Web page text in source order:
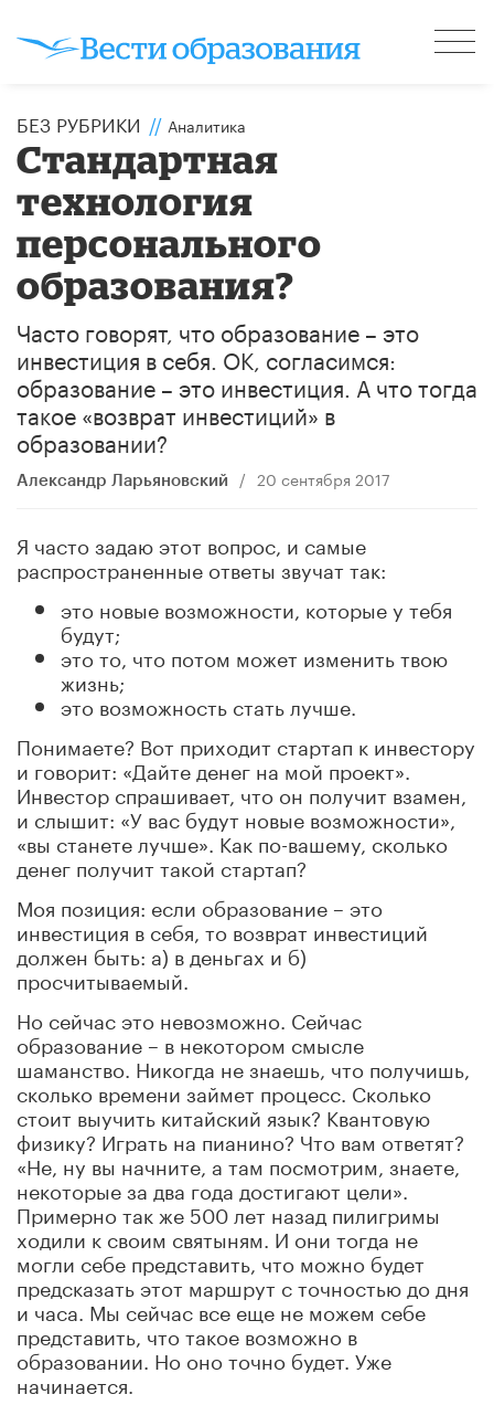
БЕЗ РУБРИКИ // Аналитика
Стандартная
технология
персонального
образования?
Часто говорят, что образование – это
инвестиция в себя. ОК, согласимся:
образование – это инвестиция. А что тогда
такое «возврат инвестиций» в
образовании?
Александр Ларьяновский / 20 сентября 2017
Я часто задаю этот вопрос, и самые
распространенные ответы звучат так:
это новые возможности, которые у тебя
будут;
это то, что потом может изменить твою
жизнь;
это возможность стать лучше.
Понимаете? Вот приходит стартап к инвестору
и говорит: «Дайте денег на мой проект».
Инвестор спрашивает, что он получит взамен,
и слышит: «У вас будут новые возможности»,
«вы станете лучше». Как по-вашему, сколько
денег получит такой стартап?
Моя позиция: если образование – это
инвестиция в себя, то возврат инвестиций
должен быть: а) в деньгах и б)
просчитываемый.
Но сейчас это невозможно. Сейчас
образование – в некотором смысле
шаманство. Никогда не знаешь, что получишь,
сколько времени займет процесс. Сколько
стоит выучить китайский язык? Квантовую
физику? Играть на пианино? Что вам ответят?
«Не, ну вы начните, а там посмотрим, знаете,
некоторые за два года достигают цели».
Примерно так же 500 лет назад пилигримы
ходили к своим святыням. И они тогда не
могли себе представить, что можно будет
предсказать этот маршрут с точностью до дня
и часа. Мы сейчас все еще не можем себе
представить, что такое возможно в
образовании. Но оно точно будет. Уже
начинается.